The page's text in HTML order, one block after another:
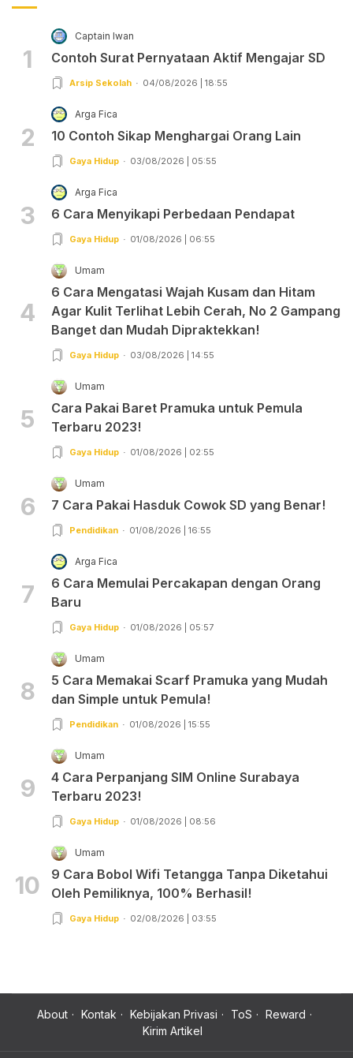
1
Captain Iwan
Contoh Surat Pernyataan Aktif Mengajar SD
Arsip Sekolah 04/08/2026 | 18:55
2
Arga Fica
10 Contoh Sikap Menghargai Orang Lain
Gaya Hidup 03/08/2026 | 05:55
3
Arga Fica
6 Cara Menyikapi Perbedaan Pendapat
Gaya Hidup 01/08/2026 | 06:55
4
Umam
6 Cara Mengatasi Wajah Kusam dan Hitam
Agar Kulit Terlihat Lebih Cerah, No 2 Gampang
Banget dan Mudah Dipraktekkan!
Gaya Hidup 03/08/2026 | 14:55
5
Umam
Cara Pakai Baret Pramuka untuk Pemula
Terbaru 2023!
Gaya Hidup 01/08/2026 | 02:55
6
Umam
7 Cara Pakai Hasduk Cowok SD yang Benar!
Pendidikan 01/08/2026 | 16:55
7
Arga Fica
6 Cara Memulai Percakapan dengan Orang
Baru
Gaya Hidup 01/08/2026 | 05:57
8
Umam
5 Cara Memakai Scarf Pramuka yang Mudah
dan Simple untuk Pemula!
Pendidikan 01/08/2026 | 15:55
9
Umam
4 Cara Perpanjang SIM Online Surabaya
Terbaru 2023!
Gaya Hidup 01/08/2026 | 08:56
10
Umam
9 Cara Bobol Wifi Tetangga Tanpa Diketahui
Oleh Pemiliknya, 100% Berhasil!
Gaya Hidup 02/08/2026 | 03:55
About Kontak Kebijakan Privasi ToS
Reward
Kirim Artikel